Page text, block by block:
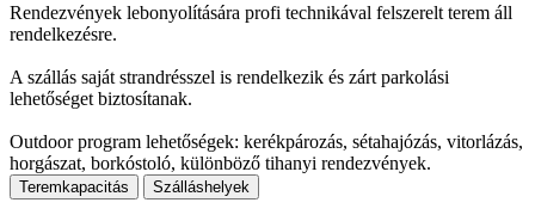
Rendezvények lebonyolítására profi technikával felszerelt terem áll
rendelkezésre.
A szállás saját strandrésszel is rendelkezik és zárt parkolási
lehetőséget biztosítanak.
Outdoor program lehetőségek: kerékpározás, sétahajózás, vitorlázás,
horgászat, borkóstoló, különböző tihanyi rendezvények.
Teremkapacitás Szálláshelyek